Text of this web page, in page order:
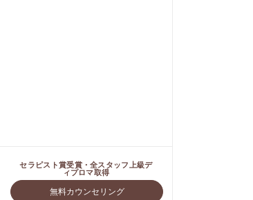
セラピスト賞受賞・全スタッフ上級デ
ィプロマ取得
無料カウンセリング